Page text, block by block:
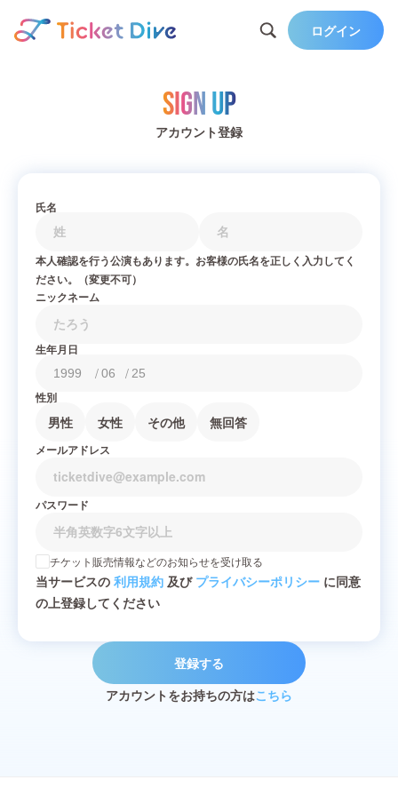
ログイン
Sign Up
アカウント登録
氏名
本人確認を行う公演もあります。お客様の氏名を正しく入力してく
ださい。（変更不可）
ニックネーム
生年月日
/ /
性別
男性 女性 その他 無回答
メールアドレス
パスワード
チケット販売情報などのお知らせを受け取る
当サービスの 利用規約 及び プライバシーポリシー に同意
の上登録してください
登録する
アカウントをお持ちの方はこちら